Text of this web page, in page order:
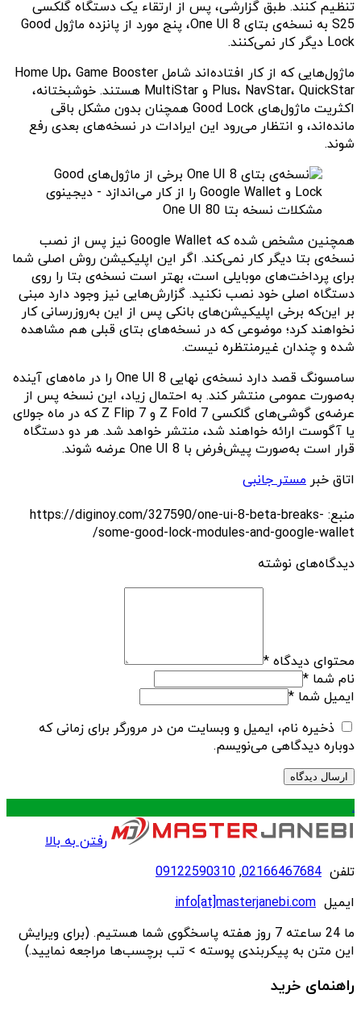
تنظیم کنند. طبق گزارشی، پس از ارتقاء یک دستگاه گلکسی
S25 به نسخه‌ی بتای One UI 8، پنج مورد از پانزده ماژول Good
Lock دیگر کار نمی‌کنند.
ماژول‌هایی که از کار افتاده‌اند شامل Home Up، Game Booster
Plus، NavStar، QuickStar و MultiStar هستند. خوشبختانه،
اکثریت ماژول‌های Good Lock همچنان بدون مشکل باقی
مانده‌اند، و انتظار می‌رود این ایرادات در نسخه‌های بعدی رفع
شوند.
مشکلات نسخه بتا One UI 80
همچنین مشخص شده که Google Wallet نیز پس از نصب
نسخه‌ی بتا دیگر کار نمی‌کند. اگر این اپلیکیشن روش اصلی شما
برای پرداخت‌های موبایلی است، بهتر است نسخه‌ی بتا را روی
دستگاه اصلی خود نصب نکنید. گزارش‌هایی نیز وجود دارد مبنی
بر این‌که برخی اپلیکیشن‌های بانکی پس از این به‌روزرسانی کار
نخواهند کرد؛ موضوعی که در نسخه‌های بتای قبلی هم مشاهده
شده و چندان غیرمنتظره نیست.
سامسونگ قصد دارد نسخه‌ی نهایی One UI 8 را در ماه‌های آینده
به‌صورت عمومی منتشر کند. به احتمال زیاد، این نسخه پس از
عرضه‌ی گوشی‌های گلکسی Z Fold 7 و Z Flip 7 که در ماه جولای
یا آگوست ارائه خواهند شد، منتشر خواهد شد. هر دو دستگاه
قرار است به‌صورت پیش‌فرض با One UI 8 عرضه شوند.
اتاق خبر مستر جانبی
منبع: https://diginoy.com/327590/one-ui-8-beta-breaks-
some-good-lock-modules-and-google-wallet/
دیدگاه‌های نوشته
محتوای دیدگاه *
نام شما *
ایمیل شما *
ذخیره نام، ایمیل و وبسایت من در مرورگر برای زمانی که
دوباره دیدگاهی می‌نویسم.
.
رفتن به بالا
تلفن 02166467684
,
09122590310
ایمیل info[at]masterjanebi.com
ما 24 ساعته 7 روز هفته پاسخگوی شما هستیم. (برای ویرایش
این متن به پیکربندی پوسته > تب برچسب‌ها مراجعه نمایید.)
راهنمای خرید